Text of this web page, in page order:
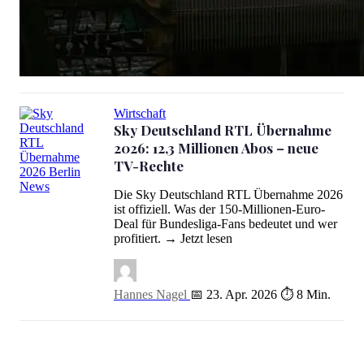
Sky Deutschland RTL Übernahme 2026: 12,3 Millionen Abos –
Wirtschaft
Sky Deutschland RTL Übernahme
2026: 12,3 Millionen Abos – neue
TV-Rechte
Die Sky Deutschland RTL Übernahme 2026
ist offiziell. Was der 150-Millionen-Euro-
Deal für Bundesliga-Fans bedeutet und wer
profitiert. → Jetzt lesen
Hannes Nagel 📅 23. Apr. 2026 ⏱ 8 Min.